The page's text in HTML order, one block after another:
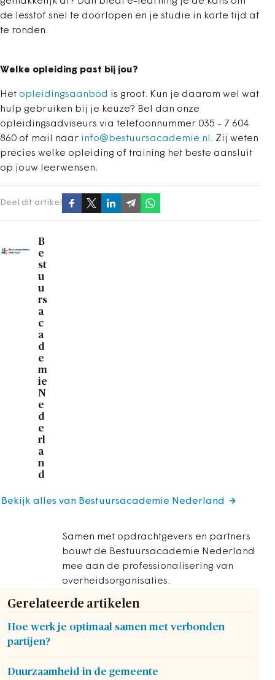
de lesstof snel te doorlopen en je studie in korte tijd af
te ronden.
Welke opleiding past bij jou?
Het opleidingsaanbod is groot. Kun je daarom wel wat
hulp gebruiken bij je keuze? Bel dan onze
opleidingsadviseurs via telefoonnummer 035 - 7 604
860 of mail naar info@bestuursacademie.nl . Zij weten
precies welke opleiding of training het beste aansluit
op jouw leerwensen.
Deel dit artikel
B
e
st
u
u
rs
a
c
a
d
e
m
ie
N
e
d
e
rl
a
n
d
Samen met opdrachtgevers en partners
bouwt de Bestuursacademie Nederland
mee aan de professionalisering van
overheidsorganisaties.
Bekijk alles van Bestuursacademie Nederland
Gerelateerde artikelen
Hoe werk je optimaal samen met verbonden
partijen?
Duurzaamheid in de gemeente